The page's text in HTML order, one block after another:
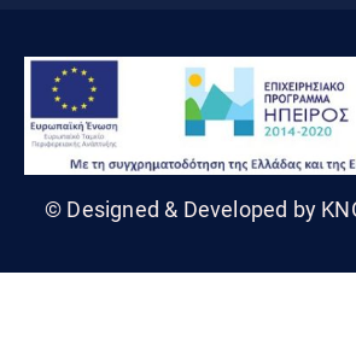
© Designed & Developed by